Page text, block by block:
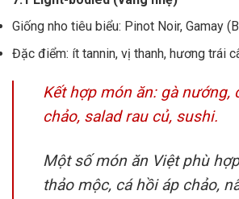
Giống nho tiêu biểu: Pinot Noir, Gamay
Đặc điểm: ít tannin, vị thanh, hương trái
Kết hợp món ăn: gà nướng,
chảo, salad rau củ, sushi.
Một số món ăn Việt phù
thảo mộc, cá hồi áp chảo,